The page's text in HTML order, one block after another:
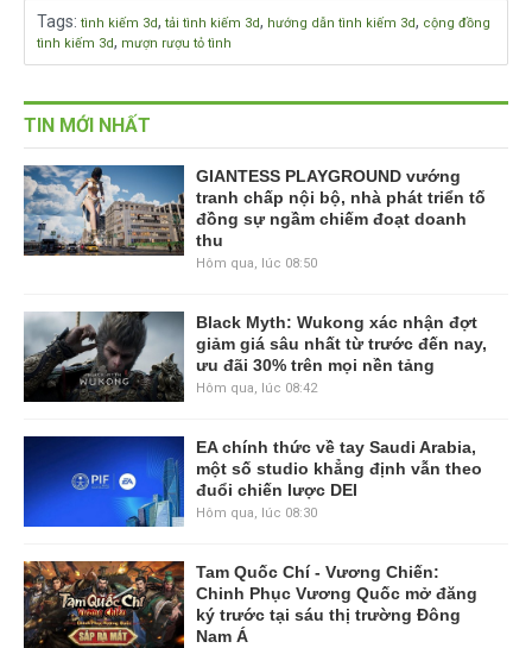
Tags: tình kiếm 3d, tải tình kiếm 3d, hướng dẫn tình kiếm 3d, cộng đồng
tình kiếm 3d, mượn rượu tỏ tình
TIN MỚI NHẤT
GIANTESS PLAYGROUND vướng
tranh chấp nội bộ, nhà phát triển tố
đồng sự ngầm chiếm đoạt doanh
thu
Hôm qua, lúc 08:50
Black Myth: Wukong xác nhận đợt
giảm giá sâu nhất từ trước đến nay,
ưu đãi 30% trên mọi nền tảng
Hôm qua, lúc 08:42
EA chính thức về tay Saudi Arabia,
một số studio khẳng định vẫn theo
đuổi chiến lược DEI
Hôm qua, lúc 08:30
Tam Quốc Chí - Vương Chiến:
Chinh Phục Vương Quốc mở đăng
ký trước tại sáu thị trường Đông
Nam Á